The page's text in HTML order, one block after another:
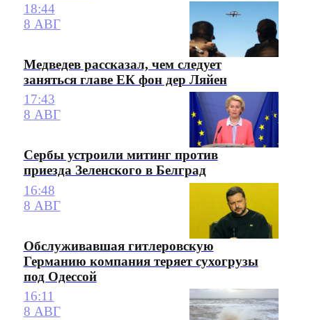
18:44
8 АВГ
Медведев рассказал, чем следует
заняться главе ЕК фон дер Ляйен
17:43
8 АВГ
Сербы устроили митинг против
приезда Зеленского в Белград
16:48
8 АВГ
Обслуживавшая гитлеровскую
Германию компания теряет сухогрузы
под Одессой
16:11
8 АВГ